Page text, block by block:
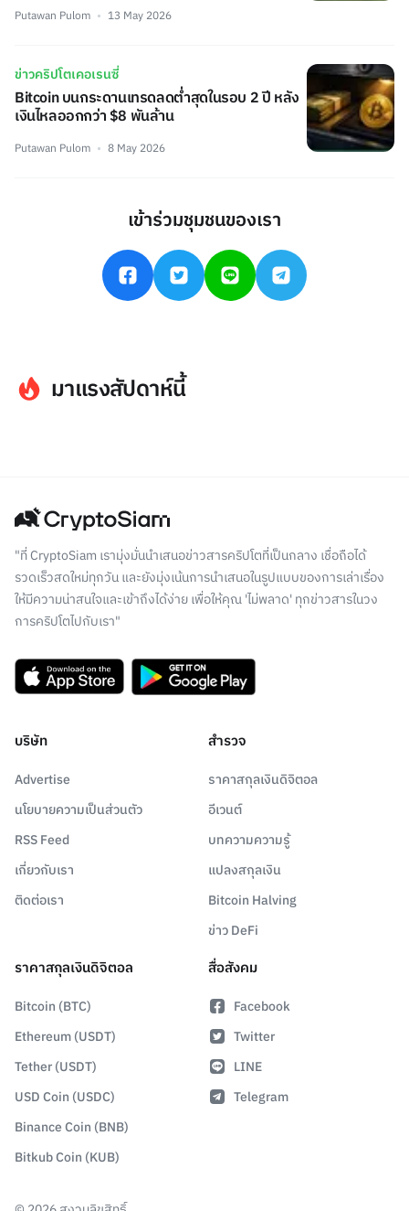
Putawan Pulom 13 May 2026
ข่าวคริปโตเคอเรนซี่
Bitcoin บนกระดานเทรดลดต่ำสุดในรอบ 2 ปี หลัง
เงินไหลออกกว่า $8 พันล้าน
Putawan Pulom 8 May 2026
เข้าร่วมชุมชนของเรา
มาแรงสัปดาห์นี้
"ที่ CryptoSiam เรามุ่งมั่นนำเสนอข่าวสารคริปโตที่เป็นกลาง เชื่อถือได้
รวดเร็วสดใหม่ทุกวัน และยังมุ่งเน้นการนำเสนอในรูปแบบของการเล่าเรื่อง
ให้มีความน่าสนใจและเข้าถึงได้ง่าย เพื่อให้คุณ 'ไม่พลาด' ทุกข่าวสารในวง
การคริปโตไปกับเรา"
บริษัท
Advertise
นโยบายความเป็นส่วนตัว
RSS Feed
เกี่ยวกับเรา
ติดต่อเรา
สำรวจ
ราคาสกุลเงินดิจิตอล
อีเวนต์
บทความความรู้
แปลงสกุลเงิน
Bitcoin Halving
ข่าว DeFi
ราคาสกุลเงินดิจิตอล
Bitcoin (BTC)
Ethereum (USDT)
Tether (USDT)
USD Coin (USDC)
Binance Coin (BNB)
Bitkub Coin (KUB)
สื่อสังคม
Facebook
Twitter
LINE
Telegram